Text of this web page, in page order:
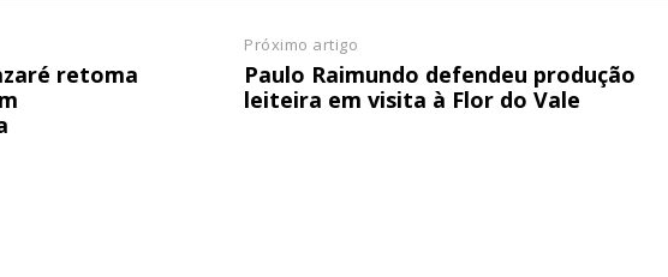
Acesso aos conteúdos Exclusivos para
Ofertas para assinatura anual
retoma
Próximo artigo
Paulo Raimundo defendeu produção
leiteira em visita à Flor do Vale